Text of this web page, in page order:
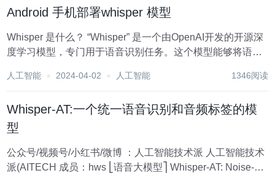
Android 手机部署whisper 模型
Whisper 是什么？ “Whisper” 是一个由OpenAI开发的开源深
度学习模型，专门用于语音识别任务。这个模型能够将语音
噪音以及跨语言的语音识别方面表现出色。Whisper模型的
人工智能 2024-04-02 人工智能 1346阅读
Whisper-AT:一个统一语音识别和音频标签的模
型
公众号/视频号/小红书/微博 ：人工智能技术派 人工智能技术
派(AITECH 成员：hws ⎣语音大模型⎤ Whisper-AT: Noise-